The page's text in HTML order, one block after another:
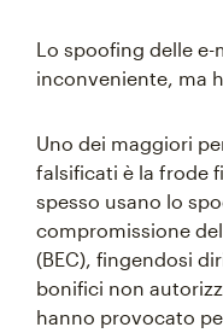
Lo spoofing delle
inconveniente, ma
Uno dei maggiori
falsificati è la frode
spesso usano lo
compromissione
(BEC), fingendosi
bonifici non
hanno provocato